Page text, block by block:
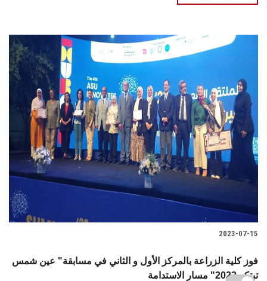
2023-07-15
فوز كلية الزراعة بالمركز الأول و الثاني في مسابقة" عين شمس
تبتكر 2023" مسار الاستدامة